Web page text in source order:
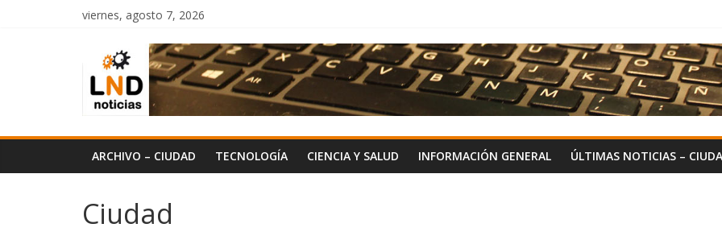
viernes, agosto 7, 2026
LND
Noticias
ARCHIVO – CIUDAD TECNOLOGÍA CIENCIA Y SALUD INFORMACIÓN GENERAL ÚLTIMAS NOTICIAS –
Ciudad